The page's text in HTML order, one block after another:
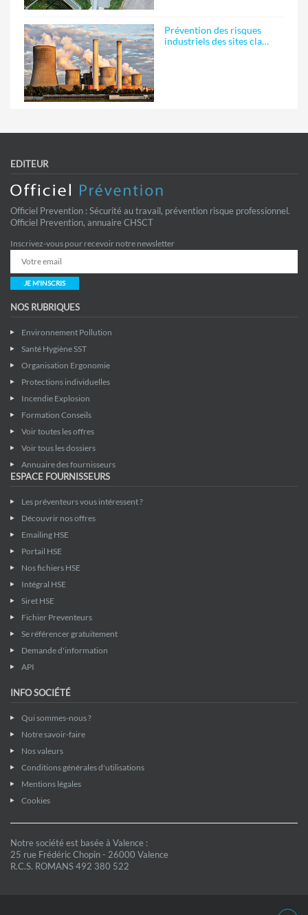
Prévention des risques
industriels des sites cla…
EDITEUR
Officiel Prevention : Sécurité au travail, prévention risque professionnel.
Officiel Prevention, annuaire CHSCT
Inscrivez-vous pour recevoir notre newsletter
JE M'INSCRIS
NOS RUBRIQUES
Environnement Pollution
Santé Hygiène SST
Organisation Ergonomie
Protections individuelles
Incendie Explosion
Formation Conseils
Voir toutes les offres
Voir tous les dossiers
Annuaire des fournisseurs
ESPACE FOURNISSEURS
Les préventeurs vous intéressent ?
Découvrir nos offres
Emailing HSE
Portail HSE
Nos fichiers HSE
Intégral HSE
Siret HSE
Fichier Preventeurs
Se référencer gratuitement
Demande d'information
API
INFO SOCIÉTÉ
Qui sommes-nous ?
Notre savoir-faire
Nos valeurs
Conditions générales d'utilisations
Mentions légales
Cookies
Notre société est basée à Valence :
25 rue Frédéric Chopin - 26000 Valence
R.C.S. ROMANS 492 380 522